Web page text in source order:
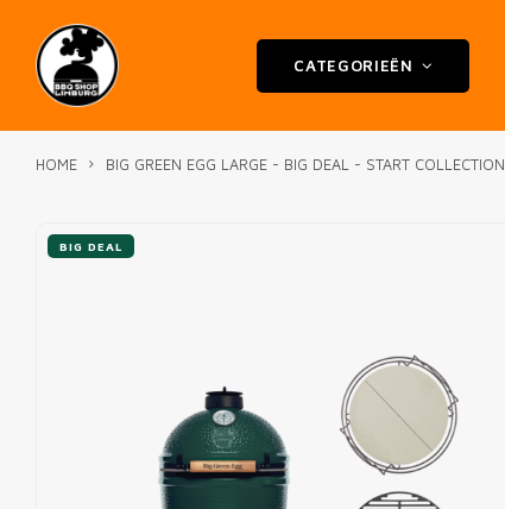
CATEGORIEËN
HOME BIG GREEN EGG LARGE - BIG DEAL - START COLLECTION
BIG DEAL